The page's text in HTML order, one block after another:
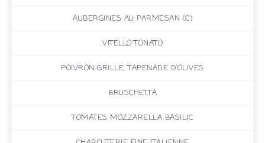
AUBERGINES AU PARMESAN (C)
VITELLO TONATO
POIVRON GRILLE, TAPENADE D’OLIVES
BRUSCHETTA
TOMATES MOZZARELLA BASILIC